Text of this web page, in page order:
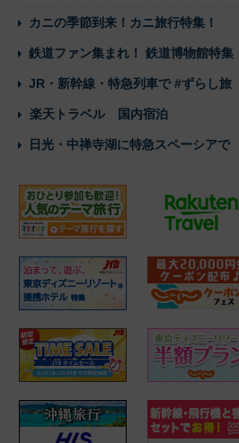
カニの季節到来！カニ旅行特集！
鉄道ファン集まれ！ 鉄道博物館特集
JR・新幹線・特急列車で #ずらし旅
楽天トラベル 国内宿泊
日光・中禅寺湖に特急スペーシアで